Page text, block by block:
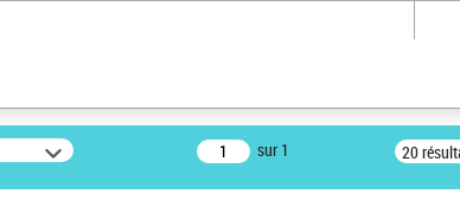
sur 1 20